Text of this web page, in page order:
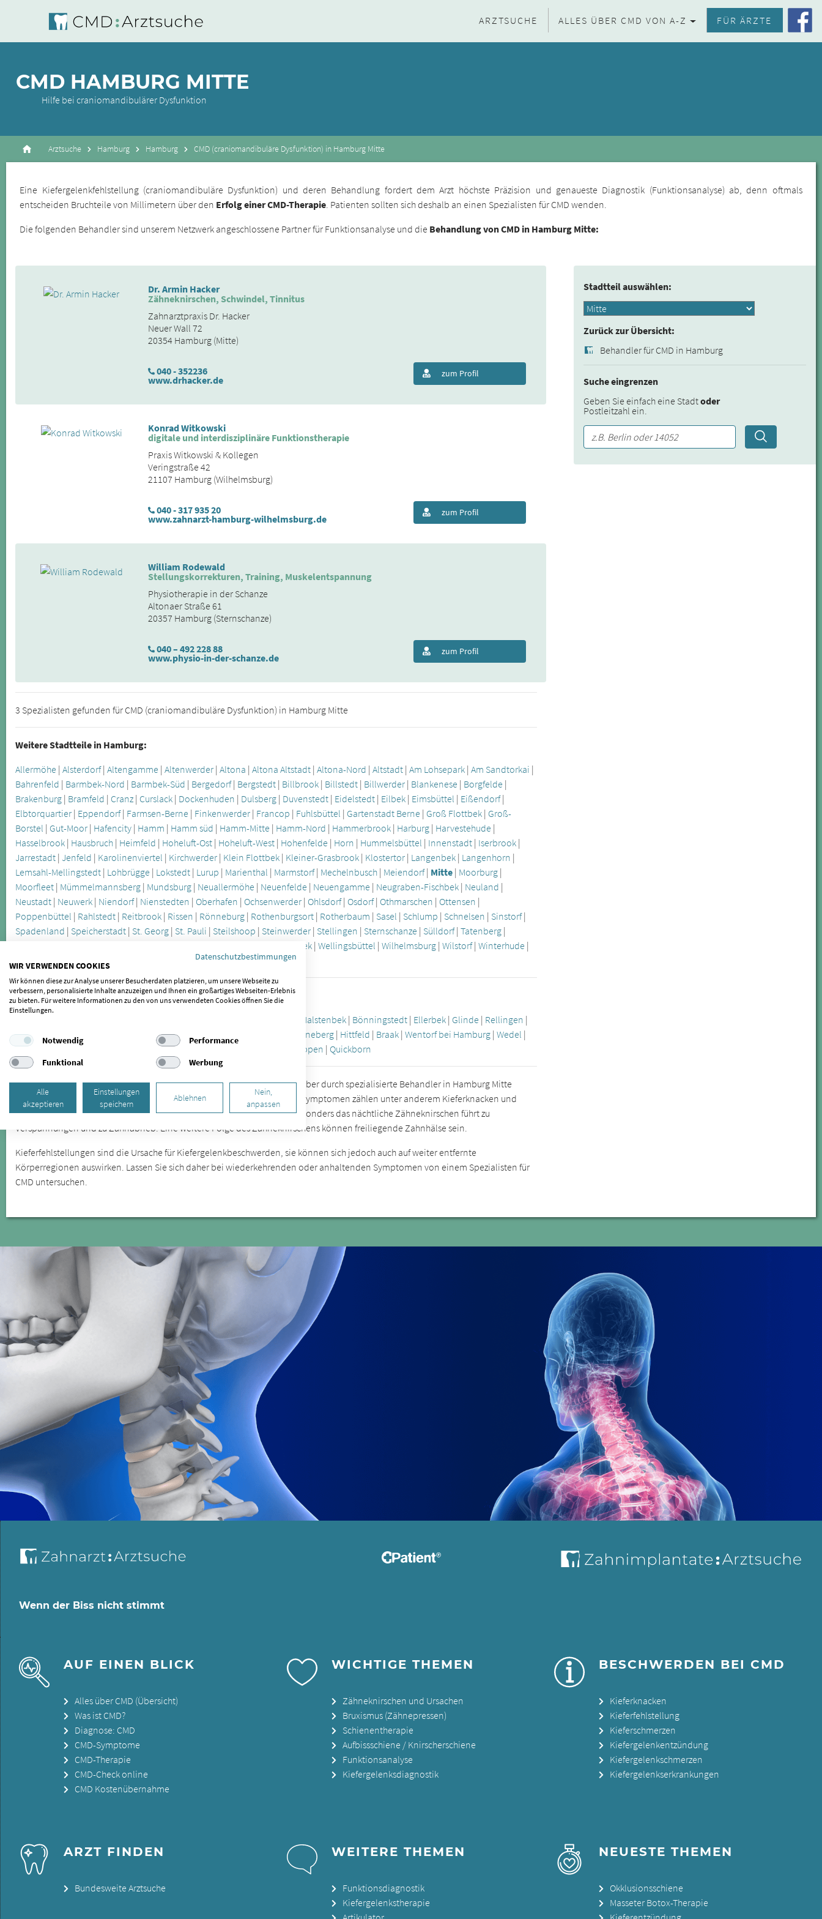
ARZTSUCHE ALLES ÜBER CMD VON A-Z FÜR ÄRZTE
CMD HAMBURG MITTE
Hilfe bei craniomandibulärer Dysfunktion
Arztsuche Hamburg Hamburg CMD (craniomandibuläre Dysfunktion) in Hamburg Mitte
Eine Kiefergelenkfehlstellung (craniomandibuläre Dysfunktion) und deren Behandlung fordert dem Arzt höchste Präzision und genaueste Diagnostik (Funktionsanalyse) ab, denn oftmals
entscheiden Bruchteile von Millimetern über den Erfolg einer CMD-Therapie . Patienten sollten sich deshalb an einen Spezialisten für CMD wenden.
Die folgenden Behandler sind unserem Netzwerk angeschlossene Partner für Funktionsanalyse und die Behandlung von CMD in Hamburg Mitte:
Stadtteil auswählen:
Zurück zur Übersicht:
Behandler für CMD in Hamburg
Suche eingrenzen
Geben Sie einfach eine Stadtoder
Postleitzahl ein.
Dr. Armin Hacker
Zähneknirschen, Schwindel, Tinnitus
Zahnarztpraxis Dr. Hacker
Neuer Wall 72
20354 Hamburg (Mitte)
040 - 352236
www.drhacker.de
zum Profil
Konrad Witkowski
digitale und interdisziplinäre Funktionstherapie
Praxis Witkowski & Kollegen
Veringstraße 42
21107 Hamburg (Wilhelmsburg)
040 - 317 935 20
www.zahnarzt-hamburg-wilhelmsburg.de
zum Profil
William Rodewald
Stellungskorrekturen, Training, Muskelentspannung
Physiotherapie in der Schanze
Altonaer Straße 61
20357 Hamburg (Sternschanze)
040 – 492 228 88
www.physio-in-der-schanze.de
zum Profil
3 Spezialisten gefunden für CMD (craniomandibuläre Dysfunktion) in Hamburg Mitte
Weitere Stadtteile in Hamburg:
Allermöhe |Alsterdorf|Altengamme |Altenwerder |Altona |Altona Altstadt |Altona-Nord |Altstadt |Am Lohsepark |Am Sandtorkai |
Bahrenfeld | Barmbek-Nord | Barmbek-Süd | Bergedorf| Bergstedt | Billbrook | Billstedt | Billwerder | Blankenese | Borgfelde |
Brakenburg | Bramfeld | Cranz | Curslack | Dockenhuden | Dulsberg | Duvenstedt | Eidelstedt | Eilbek | Eimsbüttel | Eißendorf|
Elbtorquartier | Eppendorf| Farmsen-Berne | Finkenwerder | Francop | Fuhlsbüttel | Gartenstadt Berne | Groß Flottbek | Groß-
Borstel | Gut-Moor | Hafencity | Hamm | Hamm süd | Hamm-Mitte | Hamm-Nord | Hammerbrook | Harburg | Harvestehude |
Hasselbrook | Hausbruch | Heimfeld | Hoheluft-Ost | Hoheluft-West | Hohenfelde | Horn | Hummelsbüttel | Innenstadt | Iserbrook |
Jarrestadt | Jenfeld | Karolinenviertel | Kirchwerder | Klein Flottbek | Kleiner-Grasbrook | Klostertor | Langenbek | Langenhorn |
Lemsahl-Mellingstedt | Lohbrügge | Lokstedt | Lurup | Marienthal | Marmstorf| Mechelnbusch | Meiendorf| Mitte | Moorburg |
Moorfleet | Mümmelmannsberg | Mundsburg | Neuallermöhe | Neuenfelde | Neuengamme | Neugraben-Fischbek | Neuland |
Neustadt | Neuwerk | Niendorf| Nienstedten | Oberhafen | Ochsenwerder | Ohlsdorf| Osdorf| Othmarschen | Ottensen |
Poppenbüttel | Rahlstedt | Reitbrook | Rissen | Rönneburg | Rothenburgsort | Rotherbaum | Sasel | Schlump | Schnelsen | Sinstorf|
Spadenland | Speicherstadt | St. Georg | St. Pauli | Steilshoop | Steinwerder | Stellingen | Sternschanze | Sülldorf|Tatenberg |
Wandsbek |Wellingsbüttel |Wilhelmsburg |Wilstorf|Winterhude |
Wohldorf-Ohlstedt
Weitere Städte im Umkreis von Hamburg:
Halstenbek | Bönningstedt | Ellerbek | Glinde | Rellingen |
Hörsten
Stapelfeld Norderstedt Neu Wulmstorf Pinneberg | Hittfeld | Braak |Wentorf bei Hamburg |Wedel |
Seevetal
Wohltorf Borstel-Hohenraden Appen | Quickborn
Die Craniomandibuläre Dysfunktion wird oft erst spät erkannt, lässt sich aber durch spezialisierte Behandler in Hamburg Mitte
anhand verschiedener Symptome feststellen. Zu den offensichtlicheren Symptomen zählen unter anderem Kieferknacken und
Zähneknirschen, die Sie in Hamburg Mitte behandeln lassen können. Besonders das nächtliche Zähneknirschen führt zu
Verspannungen und zu Zahnabrieb. Eine weitere Folge des Zähneknirschens können freiliegende Zahnhälse sein.
Kieferfehlstellungen sind die Ursache für Kiefergelenkbeschwerden, sie können sich jedoch auch auf weiter entfernte
Körperregionen auswirken. Lassen Sie sich daher bei wiederkehrenden oder anhaltenden Symptomen von einem Spezialisten für
CMD untersuchen.
Wenn der Biss nicht stimmt
AUF EINEN BLICK
Alles über CMD (Übersicht)
Was ist CMD?
Diagnose: CMD
CMD-Symptome
CMD-Therapie
CMD-Check online
CMD Kostenübernahme
WICHTIGE THEMEN
Zähneknirschen und Ursachen
Bruxismus (Zähnepressen)
Schienentherapie
Aufbissschiene / Knirscherschiene
Funktionsanalyse
Kiefergelenksdiagnostik
BESCHWERDEN BEI CMD
Kieferknacken
Kieferfehlstellung
Kieferschmerzen
Kiefergelenkentzündung
Kiefergelenkschmerzen
Kiefergelenkserkrankungen
ARZT FINDEN
Bundesweite Arztsuche
WEITERE THEMEN
Funktionsdiagnostik
Kiefergelenkstherapie
NEUESTE THEMEN
Okklusionsschiene
Masseter Botox-Therapie
Datenschutzbestimmungen
WIR VERWENDEN COOKIES
Wir können diese zur Analyse unserer Besucherdaten platzieren, um unsere Webseite zu
verbessern, personalisierte Inhalte anzuzeigen und Ihnen ein großartiges Webseiten-Erlebnis
zu bieten. Für weitere Informationen zu den von uns verwendeten Cookies öffnen Sie die
Einstellungen.
Notwendig
Performance
Funktional
Werbung
Alle
akzeptieren
Einstellungen
speichern
Ablehnen
Nein,
anpassen